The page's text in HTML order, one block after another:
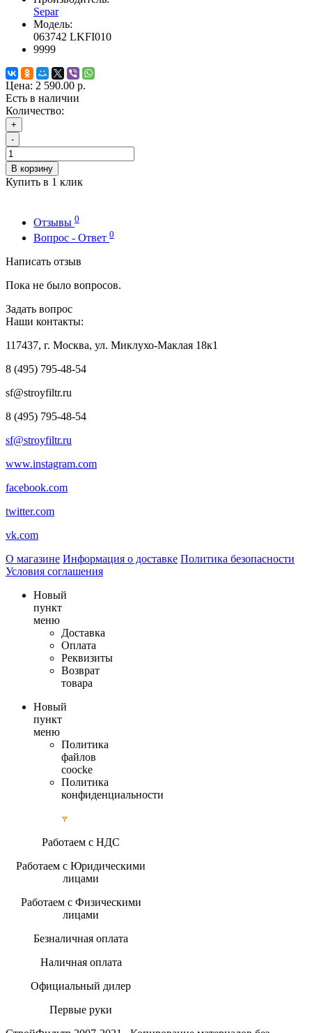
Separ
Модель:
063742 LKFI010
9999
Цена: 2 590.00 р.
Есть в наличии
Количество:
+
-
В корзину
Купить в 1 клик
Отзывы 0
Вопрос - Ответ 0
Написать отзыв
Пока не было вопросов.
Задать вопрос
Наши контакты:
117437, г. Москва, ул. Миклухо-Маклая 18к1
8 (495) 795-48-54
sf@stroyfiltr.ru
8 (495) 795-48-54
sf@stroyfiltr.ru
www.instagram.com
facebook.com
twitter.com
vk.com
О магазине Информация о доставке Политика безопасности
Условия соглашения
Новый
пункт
меню
Доставка
Оплата
Реквизиты
Возврат
товара
Новый
пункт
меню
Политика
файлов
coocke
Политика
конфиденциальности
Работаем с НДС
Работаем с Юридическими
лицами
Работаем с Физическими
лицами
Безналичная оплата
Наличная оплата
Официальный дилер
Первые руки